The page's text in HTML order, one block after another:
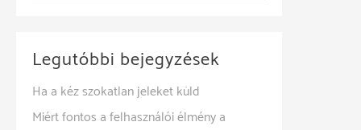
Legutóbbi bejegyzések
Ha a kéz szokatlan jeleket küld
Miért fontos a felhasználói élmény a